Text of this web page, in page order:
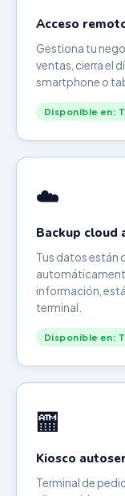
Acceso
Gestiona tu
ventas, cierra el
smartphone o
Disponible en:
☁️
Backup cloud
Tus datos están
información,
terminal.
Disponible en:
🏧
Kiosco
Terminal de